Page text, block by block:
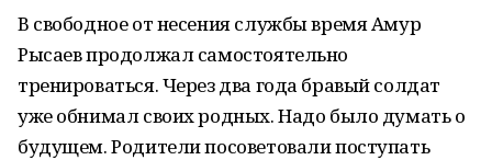
В свободное от несения службы время Амур
Рысаев продолжал самостоятельно
тренироваться. Через два года бравый солдат
уже обнимал своих родных. Надо было думать о
будущем. Родители посоветовали поступать